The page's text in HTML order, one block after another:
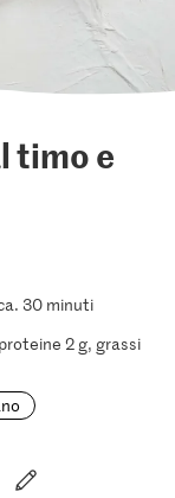
timo e
30 minuti
2 g, grassi